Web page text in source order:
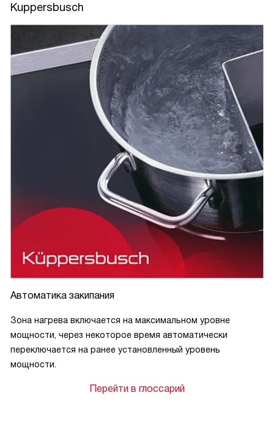
Kuppersbusch
Автоматика закипания
Зона нагрева включается на максимальном уровне
мощности, через некоторое время автоматически
переключается на ранее установленный уровень
мощности.
Перейти в глоссарий